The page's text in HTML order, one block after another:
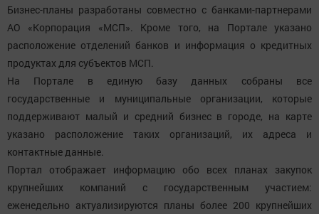
Бизнес-планы разработаны совместно с банками-партнерами
АО «Корпорация «МСП». Кроме того, на Портале указано
расположение отделений банков и информация о кредитных
продуктах для субъектов МСП.
На Портале в единую базу данных собраны все
государственные и муниципальные организации, которые
поддерживают малый и средний бизнес в городе, на карте
указано расположение таких организаций, их адреса и
контактные данные.
Портал отображает информацию обо всех планах закупок
крупнейших компаний с государственным участием:
еженедельно актуализируются планы более 200 крупнейших